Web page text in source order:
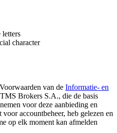
letters
character
van de Informatie- en
Brokers S.A., die de basis
voor deze aanbieding en
accountbeheer, heb gelezen en
op elk moment kan afmelden